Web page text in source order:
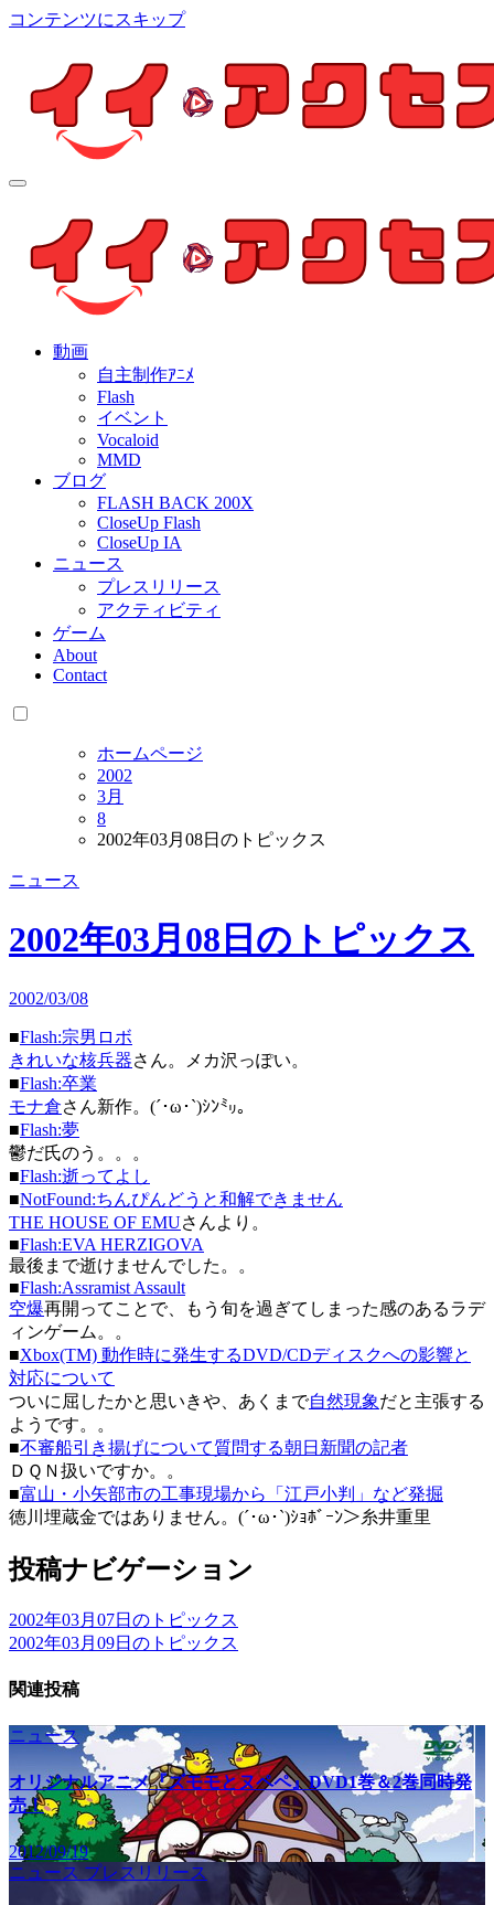
コンテンツにスキップ
個人制作アニメを中心とした動画紹介ブログ
動画
自主制作ｱﾆﾒ
Flash
イベント
Vocaloid
MMD
ブログ
FLASH BACK 200X
CloseUp Flash
CloseUp IA
ニュース
プレスリリース
アクティビティ
ゲーム
About
Contact
ホームページ
2002
3月
8
2002年03月08日のトピックス
ニュース
2002年03月08日のトピックス
2002/03/08
■Flash:宗男ロボ
きれいな核兵器さん。メカ沢っぽい。
■Flash:卒業
モナ倉さん新作。(´･ω･`)ｼﾝ㍉。
■Flash:夢
鬱だ氏のう。。。
■Flash:逝ってよし
■NotFound:ちんぴんどうと和解できません
THE HOUSE OF EMUさんより。
■Flash:EVA HERZIGOVA
最後まで逝けませんでした。。
■Flash:Assramist Assault
空爆再開ってことで、もう旬を過ぎてしまった感のあるラデ
ィンゲーム。。
■Xbox(TM) 動作時に発生するDVD/CDディスクへの影響と
対応について
ついに屈したかと思いきや、あくまで自然現象だと主張する
ようです。。
■不審船引き揚げについて質問する朝日新聞の記者
ＤＱＮ扱いですか。。
■富山・小矢部市の工事現場から「江戸小判」など発掘
徳川埋蔵金ではありません。(´･ω･`)ｼｮﾎﾞｰﾝ＞糸井重里
投稿ナビゲーション
2002年03月07日のトピックス
2002年03月09日のトピックス
関連投稿
ニュース
オリジナルアニメ『ズモモとヌペペ』DVD1巻＆2巻同時発
売！
2012/09/19
ニュース プレスリリース